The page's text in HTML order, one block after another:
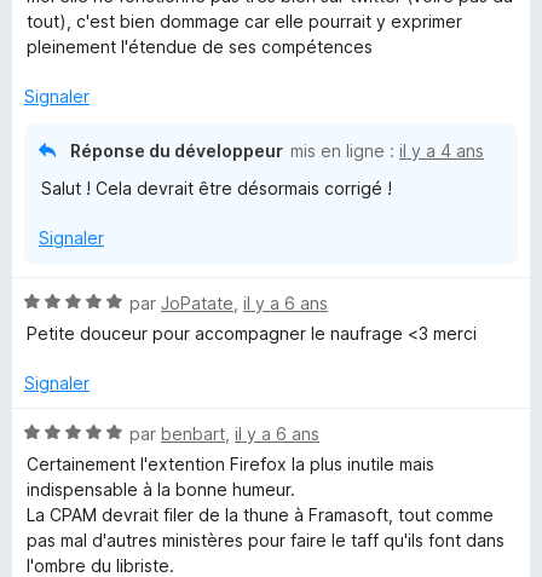
u
r
é
5
u
tout), c'est bien dommage car elle pourrait y exprimer
pleinement l'étendue de ses compétences
Signaler
Réponse du développeur mis en ligne : il y a 4 ans
Salut ! Cela devrait être désormais corrigé !
Signaler
N
o
é
s
u
r
5
par JoPatate il y a 6 ans
Petite douceur pour accompagner le naufrage <3 merci
Signaler
N
o
t
é
5
s
par benbart il y a 6 ans
Certainement l'extention Firefox la plus inutile mais
indispensable à la bonne humeur.
La CPAM devrait filer de la thune à Framasoft, tout comme
pas mal d'autres ministères pour faire le taff qu'ils font dans
l'ombre du libriste.